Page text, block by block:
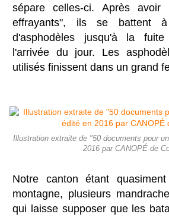
sépare celles-ci. Après avoir
effrayants", ils se battent
d'asphodèles jusqu'à la
l'arrivée du jour. Les
utilisés finissent dans un grand
Illustration extraite de "50 documents pour
2016 par CANOPÉ de
Notre canton étant
montagne, plusieurs
qui laisse supposer que les